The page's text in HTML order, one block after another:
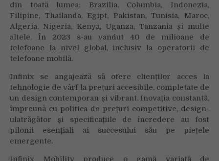
din toată lumea: Brazilia, Columbia, Indonezia,
Filipine, Thailanda, Egipt, Pakistan, Tunisia, Maroc,
Algeria, Nigeria, Kenya, Uganza, Tanzania și multe
altele. În 2023 s-au vandut 40 de milioane de
telefoane la nivel global, inclusiv la operatorii de
telefoane mobilă.
Infinix se angajează să ofere clienților acces la
tehnologie de vârf la prețuri accesibile, completate de
un design contemporan și vibrant. Inovația constantă,
împreună cu politica de prețuri competitive, design-
ulatrăgător și specificațiile de încredere au fost
pilonii esențiali ai succesului său pe piețele
emergente.
Infinix Mobility produce o gamă variată de